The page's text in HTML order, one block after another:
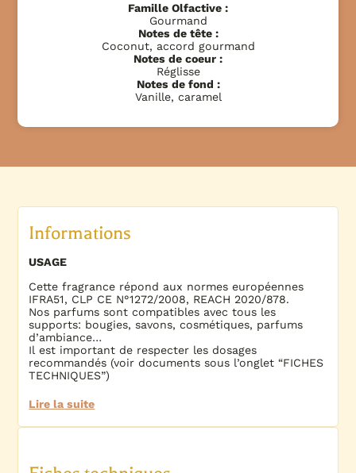
Famille Olfactive :
Gourmand
Notes de tête :
Coconut, accord gourmand
Notes de coeur :
Réglisse
Notes de fond :
Vanille, caramel
Informations
USAGE
Cette fragrance répond aux normes européennes
IFRA51, CLP CE N°1272/2008, REACH 2020/878.
Nos parfums sont compatibles avec tous les
supports: bougies, savons, cosmétiques, parfums
d’ambiance…
Il est important de respecter les dosages
recommandés (voir documents sous l’onglet “FICHES
TECHNIQUES”)
Lire la suite